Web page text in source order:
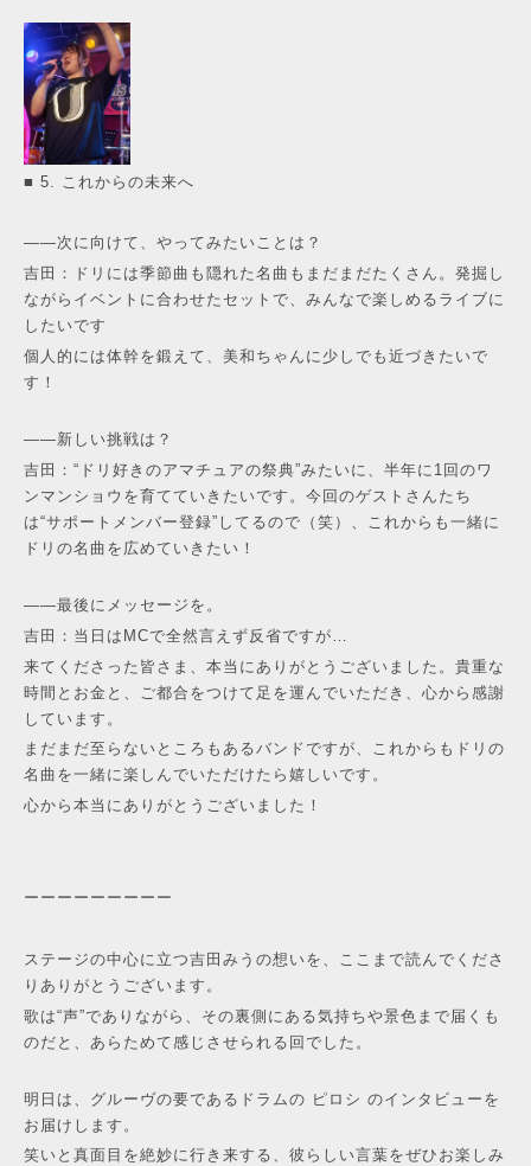
■ 5. これからの未来へ
——次に向けて、やってみたいことは？
吉田：ドリには季節曲も隠れた名曲もまだまだたくさん。発掘し
ながらイベントに合わせたセットで、みんなで楽しめるライブに
したいです
個人的には体幹を鍛えて、美和ちゃんに少しでも近づきたいで
す！
——新しい挑戦は？
吉田：“ドリ好きのアマチュアの祭典”みたいに、半年に1回のワ
ンマンショウを育てていきたいです。今回のゲストさんたち
は“サポートメンバー登録”してるので（笑）、これからも一緒に
ドリの名曲を広めていきたい！
——最後にメッセージを。
吉田：当日はMCで全然言えず反省ですが…
来てくださった皆さま、本当にありがとうございました。貴重な
時間とお金と、ご都合をつけて足を運んでいただき、心から感謝
しています。
まだまだ至らないところもあるバンドですが、これからもドリの
名曲を一緒に楽しんでいただけたら嬉しいです。
心から本当にありがとうございました！
ーーーーーーーーー
ステージの中心に立つ吉田みうの想いを、ここまで読んでくださ
りありがとうございます。
歌は“声”でありながら、その裏側にある気持ちや景色まで届くも
のだと、あらためて感じさせられる回でした。
明日は、グルーヴの要であるドラムの ピロシ のインタビューを
お届けします。
笑いと真面目を絶妙に行き来する、彼らしい言葉をぜひお楽しみ